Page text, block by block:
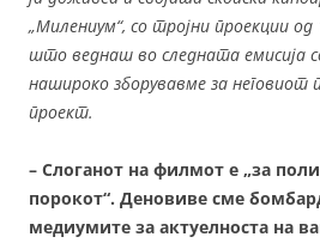
„Милениум“, со тројни проекции
што веднаш во следната емисија
нашироко зборувавме за неговиот
проект.
– Слоганот на филмот е „за
порокот“. Деновиве сме
медиумите за актуелноста на